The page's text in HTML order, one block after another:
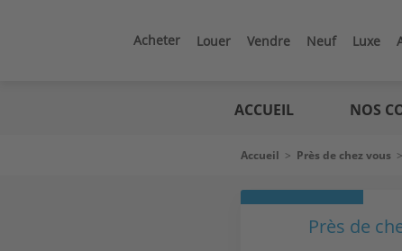
Acheter Louer Vendre Neuf Luxe
ACCUEIL NOS
Fil
Accueil > Près de chez vous >
Près de